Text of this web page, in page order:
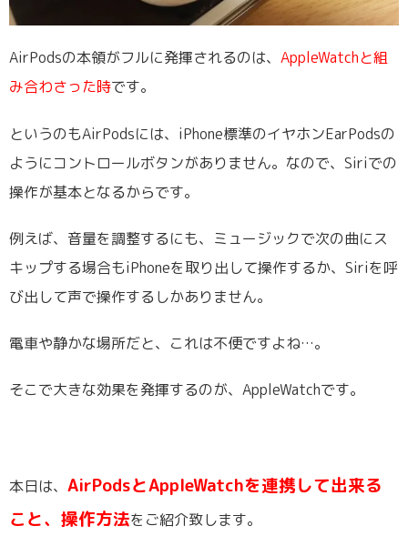
AirPodsの本領がフルに発揮されるのは、 AppleWatchと組
み合わさった時です。
というのもAirPodsには、iPhone標準のイヤホンEarPodsの
ようにコントロールボタンがありません。なので、Siriでの
操作が基本となるからです。
例えば、音量を調整するにも、ミュージックで次の曲にス
キップする場合もiPhoneを取り出して操作するか、Siriを呼
び出して声で操作するしかありません。
電車や静かな場所だと、これは不便ですよね…。
そこで大きな効果を発揮するのが、AppleWatchです。
本日は、 AirPodsとAppleWatchを連携して出来る
こと、操作方法をご紹介致します。